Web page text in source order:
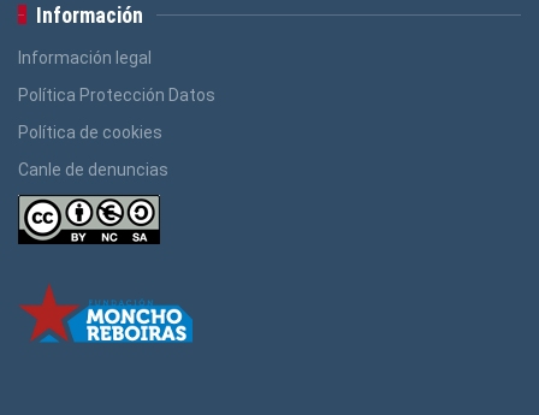
Información
Información legal
Política Protección Datos
Política de cookies
Canle de denuncias